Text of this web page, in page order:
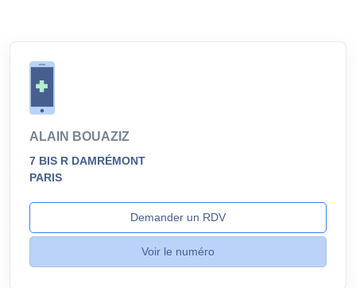
ALAIN BOUAZIZ
7 BIS R DAMRÉMONT
PARIS
Demander un RDV
Voir le numéro